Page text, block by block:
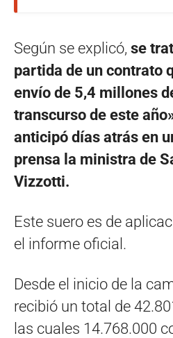
Según se explicó, se
partida de un contrato
envío de 5,4 millones
transcurso de este
anticipó días atrás en
prensa la ministra de
Vizzotti.
Este suero es de
el informe oficial.
Desde el inicio de la
recibió un total de
las cuales 14.768.000